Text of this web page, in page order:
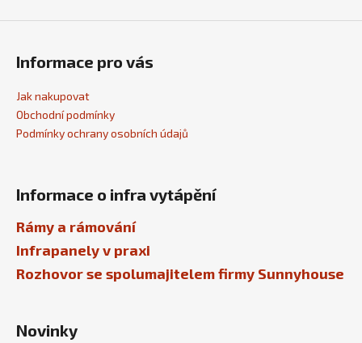
Informace pro vás
Jak nakupovat
Obchodní podmínky
Podmínky ochrany osobních údajů
Informace o infra vytápění
Rámy a rámování
Infrapanely v praxi
Rozhovor se spolumajitelem firmy Sunnyhouse
Novinky